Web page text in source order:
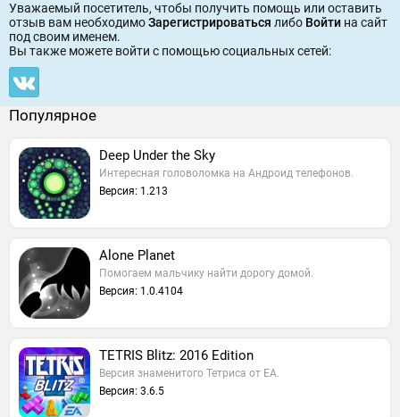
Уважаемый посетитель, чтобы получить помощь или оставить
отзыв вам необходимоЗарегистрироваться либо Войти на сайт
под своим именем.
Вы также можете войти c помощью социальных сетей:
Популярное
Deep Under the Sky
Интересная головоломка на Андроид телефонов.
Версия: 1.213
Alone Planet
Помогаем мальчику найти дорогу домой.
Версия: 1.0.4104
TETRIS Blitz: 2016 Edition
Версия знаменитого Тетриса от EA.
Версия: 3.6.5